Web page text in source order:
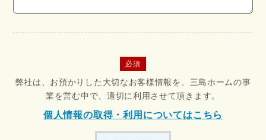
必須
弊社は、お預かりした大切なお客様情報を、三島ホームの事
業を営む中で、適切に利用させて頂きます。
個人情報の取得・利用についてはこちら